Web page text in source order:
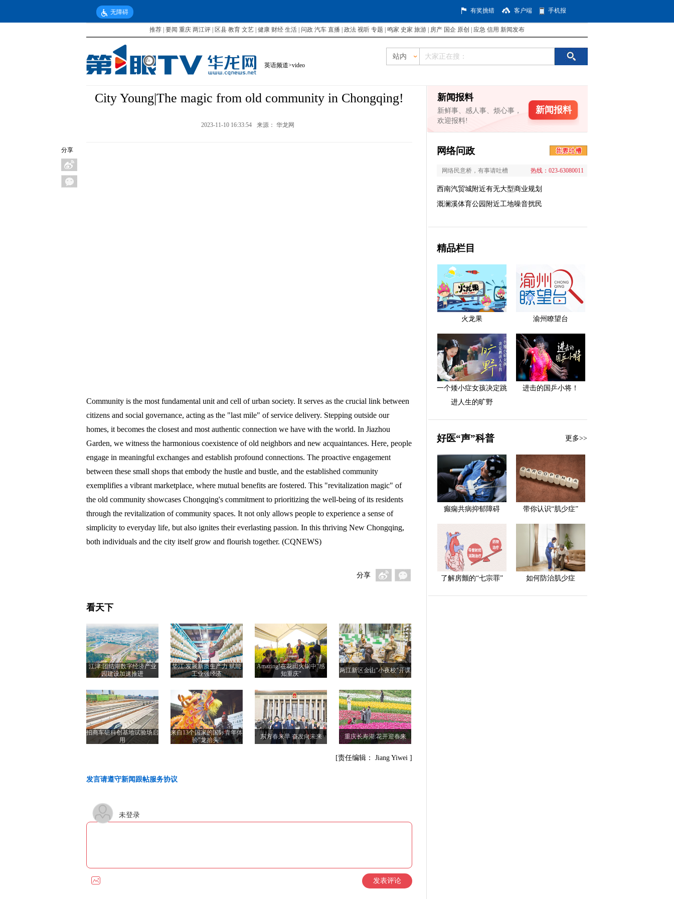
无障碍 有奖挑错 客户端 手机报
推荐 要闻 重庆 两江评 区县 教育 文艺 健康 财经 生活 问政 汽车 直播 政法 视听 专题 鸣家 史家 旅游 房产 国企 原创 应急 信用 新闻发布
英语频道>video
站内
分享
City Young|The magic from old community in Chongqing!
2023-11-10 16:33:54 来源： 华龙网
Community is the most fundamental unit and cell of urban society. It serves as the crucial link between
citizens and social governance, acting as the "last mile" of service delivery. Stepping outside our
homes, it becomes the closest and most authentic connection we have with the world. In Jiazhou
Garden, we witness the harmonious coexistence of old neighbors and new acquaintances. Here, people
engage in meaningful exchanges and establish profound connections. The proactive engagement
between these small shops that embody the hustle and bustle, and the established community
exemplifies a vibrant marketplace, where mutual benefits are fostered. This "revitalization magic" of
the old community showcases Chongqing's commitment to prioritizing the well-being of its residents
through the revitalization of community spaces. It not only allows people to experience a sense of
simplicity to everyday life, but also ignites their everlasting passion. In this thriving New Chongqing,
both individuals and the city itself grow and flourish together. (CQNEWS)
分享
看天下
江津:团结湖数字经济产业
园建设加速推进
垫江:发展新质生产力 赋能
工业强经济
Amazing!在花田火锅中"感
知重庆"
两江新区金山"小夜校"开课
招商车研科创基地试验场启
用
来自13个国家的国际青年体
验"龙抬头"
东方春来早 奋发向未来 重庆长寿湖:花开迎春来
[责任编辑： Jiang Yiwei ]
发言请遵守新闻跟帖服务协议
未登录
发表评论
新闻报料
新鲜事、感人事、烦心事，
欢迎报料!
新闻报料
网络问政
网络民意桥，有事请吐槽 热线：023-63080011
西南汽贸城附近有无大型商业规划
溉澜溪体育公园附近工地噪音扰民
精品栏目
火龙果 渝州瞭望台
一个矮小症女孩决定跳
进人生的旷野
进击的国乒小将！
好医“声”科普 更多>>
癫痫共病抑郁障碍 带你认识“肌少症”
了解房颤的“七宗罪” 如何防治肌少症